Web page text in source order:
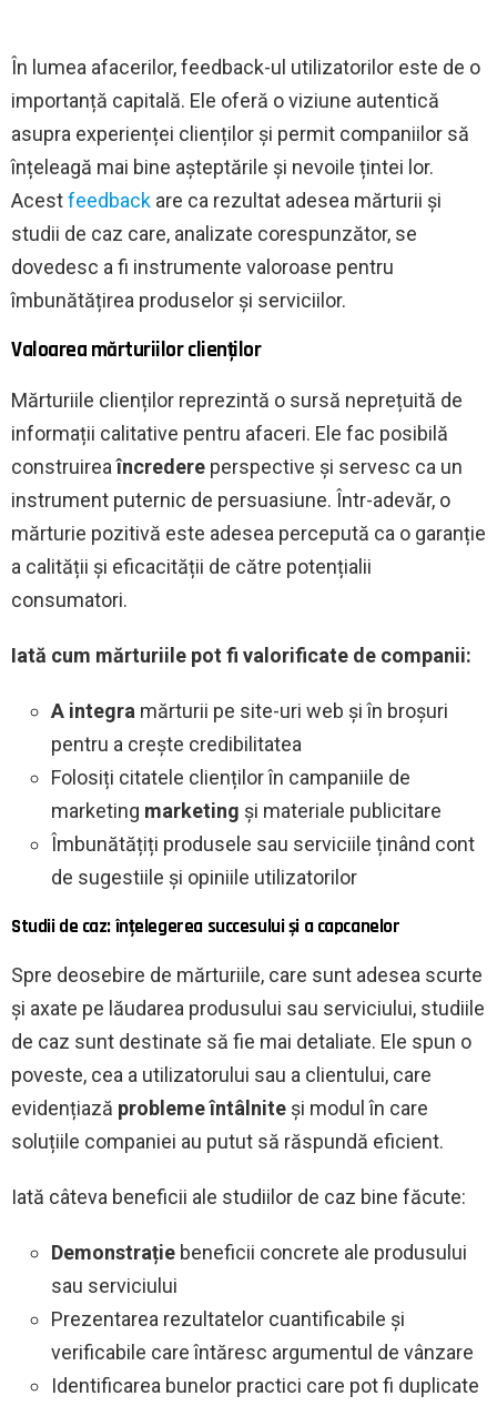
În lumea afacerilor, feedback-ul utilizatorilor este de o
importanță capitală. Ele oferă o viziune autentică
asupra experienței clienților și permit companiilor să
înțeleagă mai bine așteptările și nevoile țintei lor.
Acestfeedback are ca rezultat adesea mărturii și
studii de caz care, analizate corespunzător, se
dovedesc a fi instrumente valoroase pentru
îmbunătățirea produselor și serviciilor.
Valoarea mărturiilor clienților
Mărturiile clienților reprezintă o sursă neprețuită de
informații calitative pentru afaceri. Ele fac posibilă
construireaîncredere perspective și servesc ca un
instrument puternic de persuasiune. Într-adevăr, o
mărturie pozitivă este adesea percepută ca o garanție
a calității și eficacității de către potențialii
consumatori.
Iată cum mărturiile pot fi valorificate de companii:
A integra mărturii pe site-uri web și în broșuri
pentru a crește credibilitatea
Folosiți citatele clienților în campaniile de
marketing marketing și materiale publicitare
Îmbunătățiți produsele sau serviciile ținând cont
de sugestiile și opiniile utilizatorilor
Studii de caz: înțelegerea succesului și a capcanelor
Spre deosebire de mărturiile, care sunt adesea scurte
și axate pe lăudarea produsului sau serviciului, studiile
de caz sunt destinate să fie mai detaliate. Ele spun o
poveste, cea a utilizatorului sau a clientului, care
evidențiază probleme întâlnite și modul în care
soluțiile companiei au putut să răspundă eficient.
Iată câteva beneficii ale studiilor de caz bine făcute:
Demonstrație beneficii concrete ale produsului
sau serviciului
Prezentarea rezultatelor cuantificabile și
verificabile care întăresc argumentul de vânzare
Identificarea bunelor practici care pot fi duplicate